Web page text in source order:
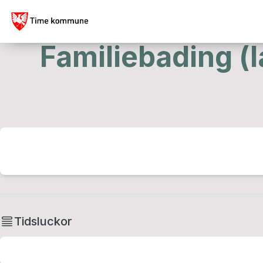
Familiebading
Tidsluckor